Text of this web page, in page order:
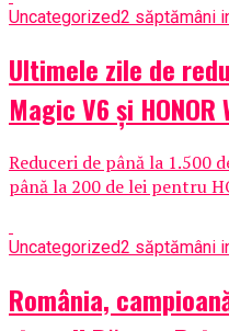
Uncategorized2 săptămâni
Ultimele zile de
Magic V6 și HONOR
Reduceri de până la 1.500
până la 200 de lei pentru
Uncategorized2 săptămâni
România,